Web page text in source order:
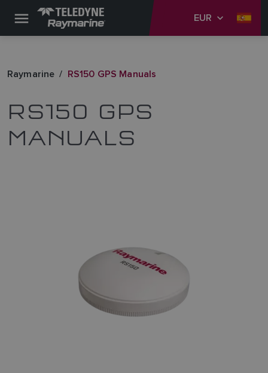
EUR
Raymarine RS150 GPS Manuals
RS150 GPS
MANUALS